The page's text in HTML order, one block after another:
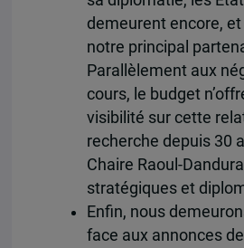
demeurent encore,
notre principal
Parallèlement aux
cours, le budget
visibilité sur cette
recherche depuis 30
Chaire Raoul-
stratégiques et
Enfin, nous
face aux annonces de